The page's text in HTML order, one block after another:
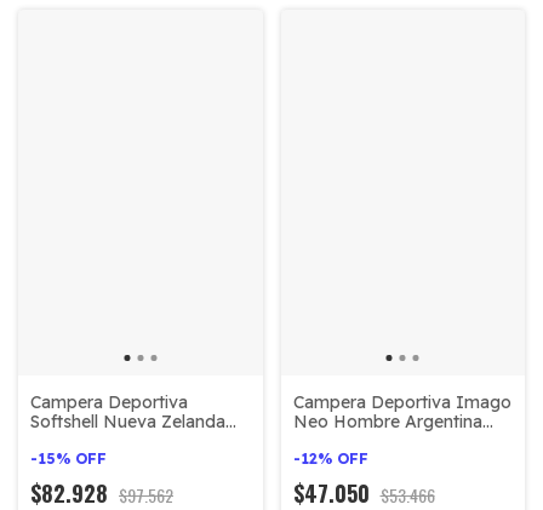
Campera Deportiva
Softshell Nueva Zelanda
-15% OFF
$82.928 $97.562
Campera Deportiva Imago
Neo Hombre Argentina
-12% OFF
$47.050 $53.466